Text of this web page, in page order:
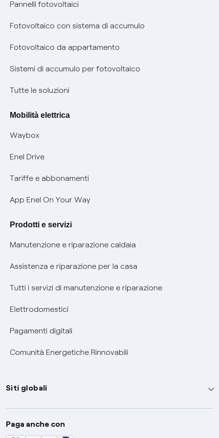
Diritto di ripensamento
Parental Control – Navigazione sicura
Informazioni precontrattuali prodotti e servizi
Condizioni generali di contratto prodotti e servizi
Informativa RAEE
Informativa Privacy AI
prescrizione
Remit
Certificazioni
Nuove regole europee per la protezione dei dati
Offerte Placet non vulnerabili
Offerta Tutela Vulnerabilità Gas
Mobilità Elettrica
Phishing e truffe online
Verifica chi ti ha chiamato
Agevolazione utenti con disabilità per offerte Fibra
Informativa RAEE
Pannelli fotovoltaici
Fotovoltaico con sistema di accumulo
Fotovoltaico da appartamento
Sistemi di accumulo per fotovoltaico
Tutte le soluzioni
Mobilità elettrica
Waybox
Enel Drive
Tariffe e abbonamenti
App Enel On Your Way
Prodotti e servizi
Manutenzione e riparazione caldaia
Assistenza e riparazione per la casa
Tutti i servizi di manutenzione e riparazione
Elettrodomestici
Pagamenti digitali
Comunità Energetiche Rinnovabili
Siti globali
Enel Group
Enel Green Power
Paga anche con